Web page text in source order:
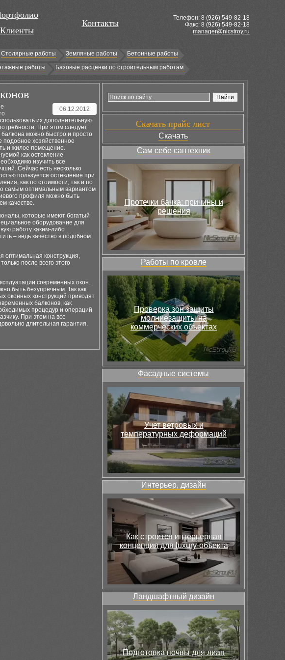
Клиенты
Контакты
Телефон: 8 (926) 549-82-18
Факс: 8 (926) 549-82-18
manager@nicstroy.ru
Столярные работы Земляные работы
Бетонные работы
работы Базовые расценки по строительным работам
06.12.2012
их дополнительную
При этом следует
можно быстро и просто
подобное хозяйственное
и жилое помещение.
как остекление
изучить все
Сейчас есть несколько
пользуется остекление при
как по стоимости, так и по
самым оптимальным вариантом
профиля можно быть
качестве.
которые имеют богатый
оборудование для
работу каким-либо
– ведь качество в подобном
оптимальная конструкция,
после всего этого
современных окон.
быть безупречным. Так как
оконных конструкций приводят
балконов, как
процедур и операций
При этом на все
длительная гарантия.
Скачать прайс лист
Скачать
Сам себе сантехник
Протечки бачка: причины и
решения
Работы по кровле
Проверка зон защиты
молниезащиты на
коммерческих объектах
Фасадные системы
Учет ветровых и
температурных деформаций
Интерьер, дизайн
Как строится интерьерная
концепция для luxury-объекта
Ландшафтный дизайн
Подготовка почвы для лиан